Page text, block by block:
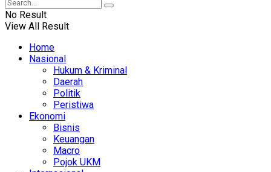
No Result
View All Result
Home
Nasional
Hukum & Kriminal
Daerah
Politik
Peristiwa
Ekonomi
Bisnis
Keuangan
Macro
Pojok UKM